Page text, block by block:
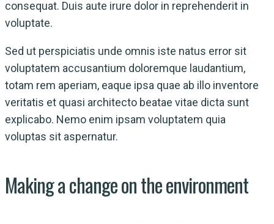
consequat. Duis aute irure dolor in reprehenderit in
voluptate.
Sed ut perspiciatis unde omnis iste natus error sit
voluptatem accusantium doloremque laudantium,
totam rem aperiam, eaque ipsa quae ab illo inventore
veritatis et quasi architecto beatae vitae dicta sunt
explicabo. Nemo enim ipsam voluptatem quia
voluptas sit aspernatur.
Making a change on the environment